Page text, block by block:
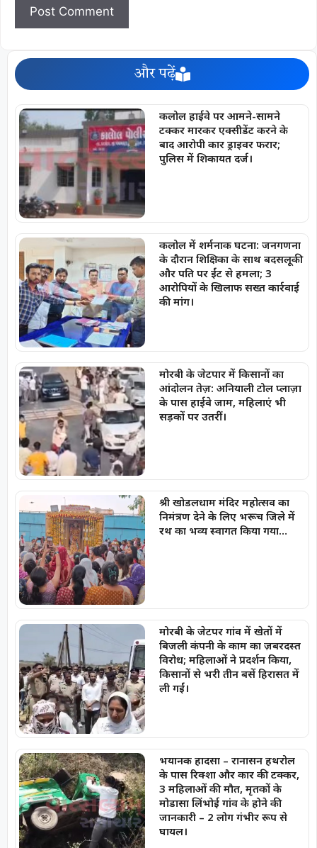
और पढ़ें
कलोल हाईवे पर आमने-सामने
टक्कर मारकर एक्सीडेंट करने के
बाद आरोपी कार ड्राइवर फरार;
पुलिस में शिकायत दर्ज।
कलोल में शर्मनाक घटना: जनगणना
के दौरान शिक्षिका के साथ बदसलूकी
और पति पर ईंट से हमला; 3
आरोपियों के खिलाफ सख्त कार्रवाई
की मांग।
मोरबी के जेटपार में किसानों का
आंदोलन तेज़: अनियाली टोल प्लाज़ा
के पास हाईवे जाम, महिलाएं भी
सड़कों पर उतरीं।
श्री खोडलधाम मंदिर महोत्सव का
निमंत्रण देने के लिए भरूच जिले में
रथ का भव्य स्वागत किया गया…
मोरबी के जेटपर गांव में खेतों में
बिजली कंपनी के काम का ज़बरदस्त
विरोध; महिलाओं ने प्रदर्शन किया,
किसानों से भरी तीन बसें हिरासत में
ली गईं।
भयानक हादसा – रानासन हथरोल
के पास रिक्शा और कार की टक्कर,
3 महिलाओं की मौत, मृतकों के
मोडासा लिंभोई गांव के होने की
जानकारी – 2 लोग गंभीर रूप से
घायल।